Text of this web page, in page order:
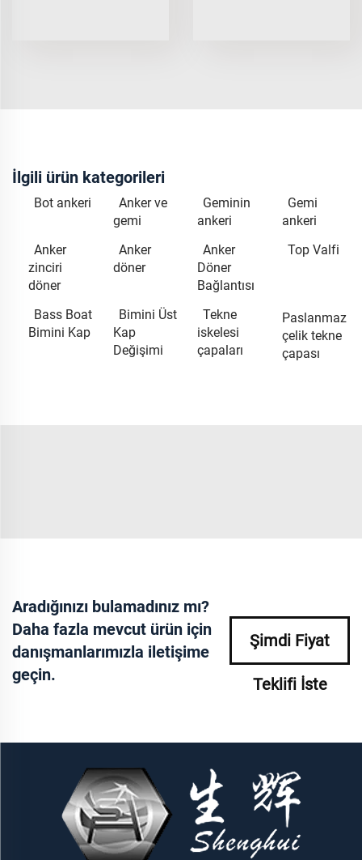
İlgili ürün kategorileri
Bot ankeri
Anker ve
gemi
Geminin
ankeri
Gemi
ankeri
Anker
zinciri
döner
Anker
döner
Anker
Döner
Bağlantısı
Top Valfi
Bass Boat
Bimini Kap
Bimini Üst
Kap
Değişimi
Tekne
iskelesi
çapaları
Paslanmaz
çelik tekne
çapası
Aradığınızı bulamadınız mı?
Daha fazla mevcut ürün için
danışmanlarımızla iletişime
geçin.
Şimdi Fiyat
Teklifi İste